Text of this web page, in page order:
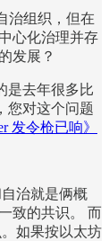
治组织，但在
心化治理并存
发展？
是去年很多比
您对这个问题
发令枪已响》
治就是俩概
致的共识。 而
如果按以太坊